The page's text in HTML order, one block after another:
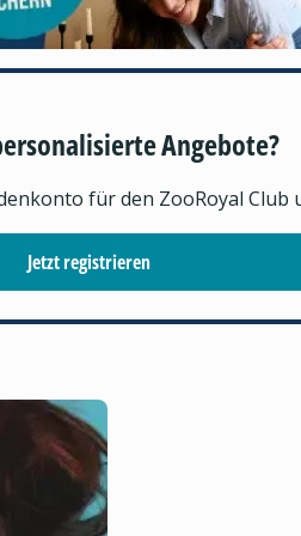
Angebote?
für den ZooRoyal Club
Jetzt registrieren